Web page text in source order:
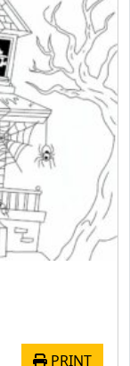
PRINT